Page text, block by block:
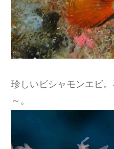
珍しいビシャモンエビ
～。